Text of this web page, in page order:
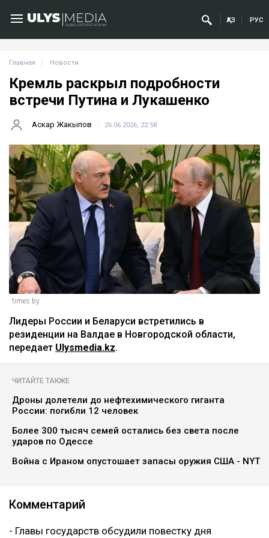
ҚАЗ РУС
Главная Новости
Кремль раскрыл подробности
встречи Путина и Лукашенко
Аскар Жакыпов 26.06.2026, 22:58
times.by
Лидеры России и Беларуси встретились в
резиденции на Валдае в Новгородской области,
передает Ulysmedia.kz.
ЧИТАЙТЕ ТАКЖЕ
Дроны долетели до нефтехимического гиганта
России: погибли 12 человек
Более 300 тысяч семей остались без света после
ударов по Одессе
Война с Ираном опустошает запасы оружия США - NYT
Комментарий
- Главы государств обсудили повестку дня